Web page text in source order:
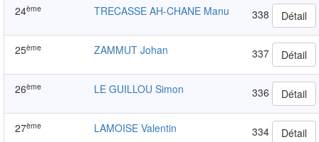
24ème TRECASSE AH-CHANE Manu 338 Détail
25ème ZAMMUT Johan 337 Détail
26ème LE GUILLOU Simon 336 Détail
27ème LAMOISE Valentin 334 Détail